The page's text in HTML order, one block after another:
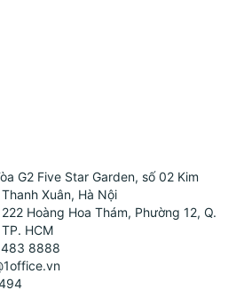
G2 Five Star Garden, số 02 Kim
Xuân, Hà Nội
Hoàng Hoa Thám, Phường 12, Q.
HCM
8888